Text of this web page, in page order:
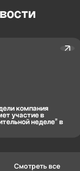
компания
участие в
неделе” в
Смотреть все